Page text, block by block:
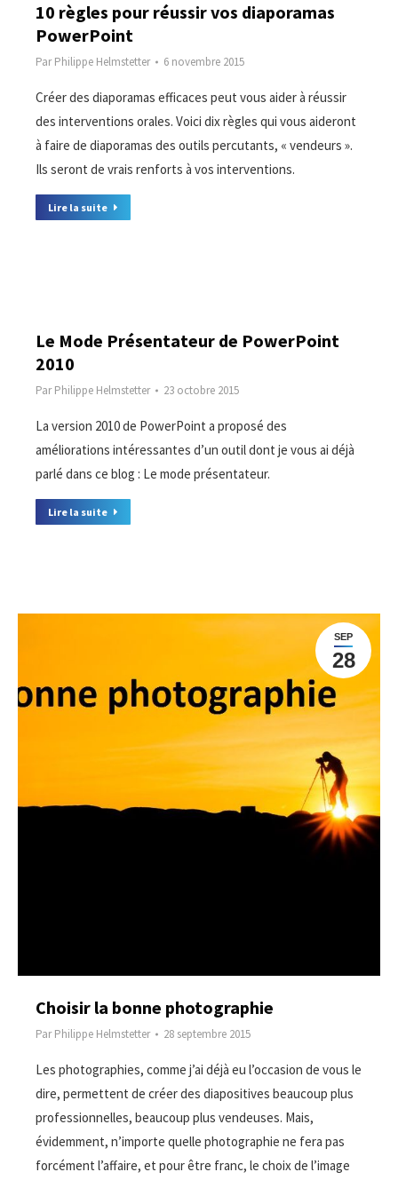
10 règles pour réussir vos diaporamas
PowerPoint
ParPhilippe Helmstetter 6 novembre 2015
Créer des diaporamas efficaces peut vous aider à réussir
des interventions orales. Voici dix règles qui vous aideront
à faire de diaporamas des outils percutants, « vendeurs ».
Ils seront de vrais renforts à vos interventions.
Lire la suite
Le Mode Présentateur de PowerPoint
2010
ParPhilippe Helmstetter 23 octobre 2015
La version 2010 de PowerPoint a proposé des
améliorations intéressantes d’un outil dont je vous ai déjà
parlé dans ce blog : Le mode présentateur.
Lire la suite
SEP
28
Choisir la bonne photographie
ParPhilippe Helmstetter 28 septembre 2015
Les photographies, comme j’ai déjà eu l’occasion de vous le
dire, permettent de créer des diapositives beaucoup plus
professionnelles, beaucoup plus vendeuses. Mais,
évidemment, n’importe quelle photographie ne fera pas
forcément l’affaire, et pour être franc, le choix de l’image